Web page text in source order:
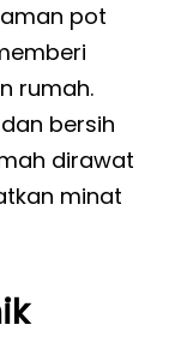
pot
rumah.
bersih
dirawat
minat